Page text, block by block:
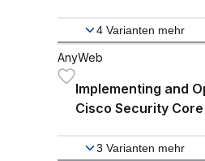
4 Varianten mehr
AnyWeb
Implementing and
Cisco Security
3 Varianten mehr